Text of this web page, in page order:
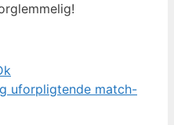
uforpligtende match-